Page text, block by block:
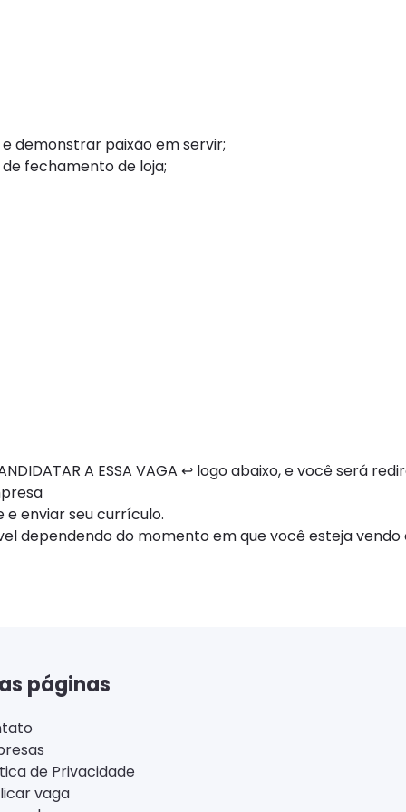
demonstrar paixão em servir;
fechamento de loja;
A ESSA VAGA ↩ logo abaixo, e você será
enviar seu currículo.
dependendo do momento em que você esteja vendo
páginas
de Privacidade
vaga